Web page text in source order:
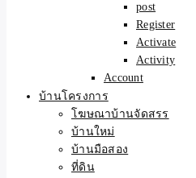
post
Register
Activate
Activity
Account
บ้านโครงการ
โฆษณาบ้านจัดสรร
บ้านใหม่
บ้านมือสอง
ที่ดิน